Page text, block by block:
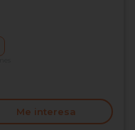
Me interesa